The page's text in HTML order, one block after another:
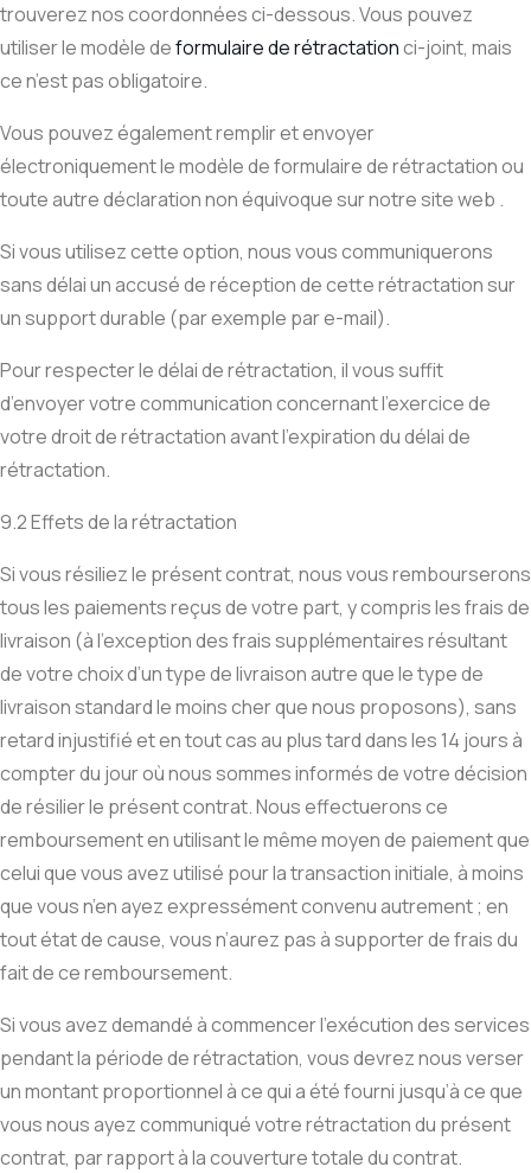
trouverez nos coordonnées ci-dessous. Vous pouvez
utiliser le modèle deformulaire de rétractationci-joint, mais
ce n’est pas obligatoire.
Vous pouvez également remplir et envoyer
électroniquement le modèle de formulaire de rétractation ou
toute autre déclaration non équivoque sur notre site web .
Si vous utilisez cette option, nous vous communiquerons
sans délai un accusé de réception de cette rétractation sur
un support durable (par exemple par e-mail).
Pour respecter le délai de rétractation, il vous suffit
d’envoyer votre communication concernant l’exercice de
votre droit de rétractation avant l’expiration du délai de
rétractation.
9.2 Effets de la rétractation
Si vous résiliez le présent contrat, nous vous rembourserons
tous les paiements reçus de votre part, y compris les frais de
livraison (à l’exception des frais supplémentaires résultant
de votre choix d’un type de livraison autre que le type de
livraison standard le moins cher que nous proposons), sans
retard injustifié et en tout cas au plus tard dans les 14 jours à
compter du jour où nous sommes informés de votre décision
de résilier le présent contrat. Nous effectuerons ce
remboursement en utilisant le même moyen de paiement que
celui que vous avez utilisé pour la transaction initiale, à moins
que vous n’en ayez expressément convenu autrement ; en
tout état de cause, vous n’aurez pas à supporter de frais du
fait de ce remboursement.
Si vous avez demandé à commencer l’exécution des services
pendant la période de rétractation, vous devrez nous verser
un montant proportionnel à ce qui a été fourni jusqu’à ce que
vous nous ayez communiqué votre rétractation du présent
contrat, par rapport à la couverture totale du contrat.